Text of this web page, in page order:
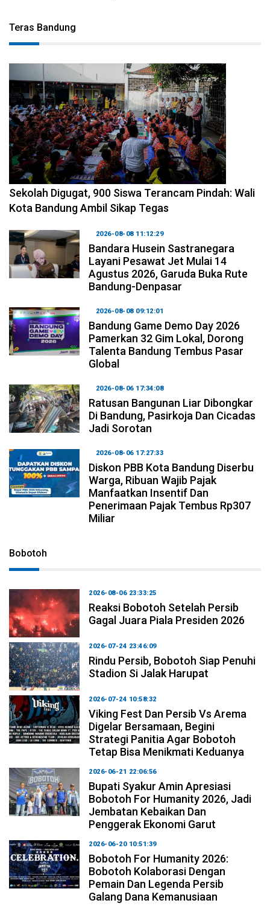
Teras Bandung
2026-08-08 14:10:48
Sekolah Digugat, 900 Siswa Terancam Pindah: Wali
Kota Bandung Ambil Sikap Tegas
2026-08-08 11:12:29
Bandara Husein Sastranegara
Layani Pesawat Jet Mulai 14
Agustus 2026, Garuda Buka Rute
Bandung-Denpasar
2026-08-08 09:12:01
Bandung Game Demo Day 2026
Pamerkan 32 Gim Lokal, Dorong
Talenta Bandung Tembus Pasar
Global
2026-08-06 17:34:08
Ratusan Bangunan Liar Dibongkar
Di Bandung, Pasirkoja Dan Cicadas
Jadi Sorotan
2026-08-06 17:27:33
Diskon PBB Kota Bandung Diserbu
Warga, Ribuan Wajib Pajak
Manfaatkan Insentif Dan
Penerimaan Pajak Tembus Rp307
Miliar
Bobotoh
2026-08-06 23:33:25
Reaksi Bobotoh Setelah Persib
Gagal Juara Piala Presiden 2026
2026-07-24 23:46:09
Rindu Persib, Bobotoh Siap Penuhi
Stadion Si Jalak Harupat
2026-07-24 10:58:32
Viking Fest Dan Persib Vs Arema
Digelar Bersamaan, Begini
Strategi Panitia Agar Bobotoh
Tetap Bisa Menikmati Keduanya
2026-06-21 22:06:56
Bupati Syakur Amin Apresiasi
Bobotoh For Humanity 2026, Jadi
Jembatan Kebaikan Dan
Penggerak Ekonomi Garut
2026-06-20 10:51:39
Bobotoh For Humanity 2026:
Bobotoh Kolaborasi Dengan
Pemain Dan Legenda Persib
Galang Dana Kemanusiaan